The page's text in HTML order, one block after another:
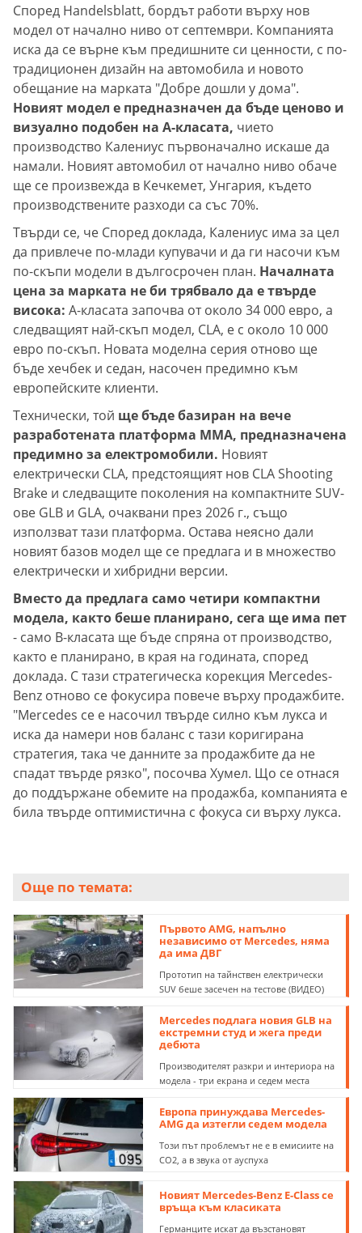
Според Handelsblatt, бордът работи върху нов
модел от начално ниво от септември. Компанията
иска да се върне към предишните си ценности, с по-
традиционен дизайн на автомобила и новото
обещание на марката "Добре дошли у дома".
Новият модел е предназначен да бъде ценово и
визуално подобен на A-класата, чието
производство Калениус първоначално искаше да
намали. Новият автомобил от начално ниво обаче
ще се произвежда в Кечкемет, Унгария, където
производствените разходи са със 70%.
Твърди се, че Според доклада, Калениус има за цел
да привлече по-млади купувачи и да ги насочи към
по-скъпи модели в дългосрочен план. Началната
цена за марката не би трябвало да е твърде
висока: A-класата започва от около 34 000 евро, а
следващият най-скъп модел, CLA, е с около 10 000
евро по-скъп. Новата моделна серия отново ще
бъде хечбек и седан, насочен предимно към
европейските клиенти.
Технически, той ще бъде базиран на вече
разработената платформа MMA, предназначена
предимно за електромобили. Новият
електрически CLA, предстоящият нов CLA Shooting
Brake и следващите поколения на компактните SUV-
ове GLB и GLA, очаквани през 2026 г., също
използват тази платформа. Остава неясно дали
новият базов модел ще се предлага и в множество
електрически и хибридни версии.
Вместо да предлага само четири компактни
модела, както беше планирано, сега ще има пет
- само B-класата ще бъде спряна от производство,
както е планирано, в края на годината, според
доклада. С тази стратегическа корекция Mercedes-
Benz отново се фокусира повече върху продажбите.
"Mercedes се е насочил твърде силно към лукса и
иска да намери нов баланс с тази коригирана
стратегия, така че данните за продажбите да не
спадат твърде рязко", посочва Хумел. Що се отнася
до поддържане обемите на продажба, компанията е
била твърде оптимистична с фокуса си върху лукса.
Още по темата:
Първото AMG, напълно
независимо от Mercedes, няма
да има ДВГ
Прототип на тайнствен електрически
SUV беше засечен на тестове (ВИДЕО)
Mercedes подлага новия GLB на
екстремни студ и жега преди
дебюта
Производителят разкри и интериора на
модела - три екрана и седем места
Европа принуждава Mercedes-
AMG да изтегли седем модела
Този път проблемът не е в емисиите на
CO2, а в звука от ауспуха
Новият Mercedes-Benz E-Class се
връща към класиката
Германците искат да възстановят